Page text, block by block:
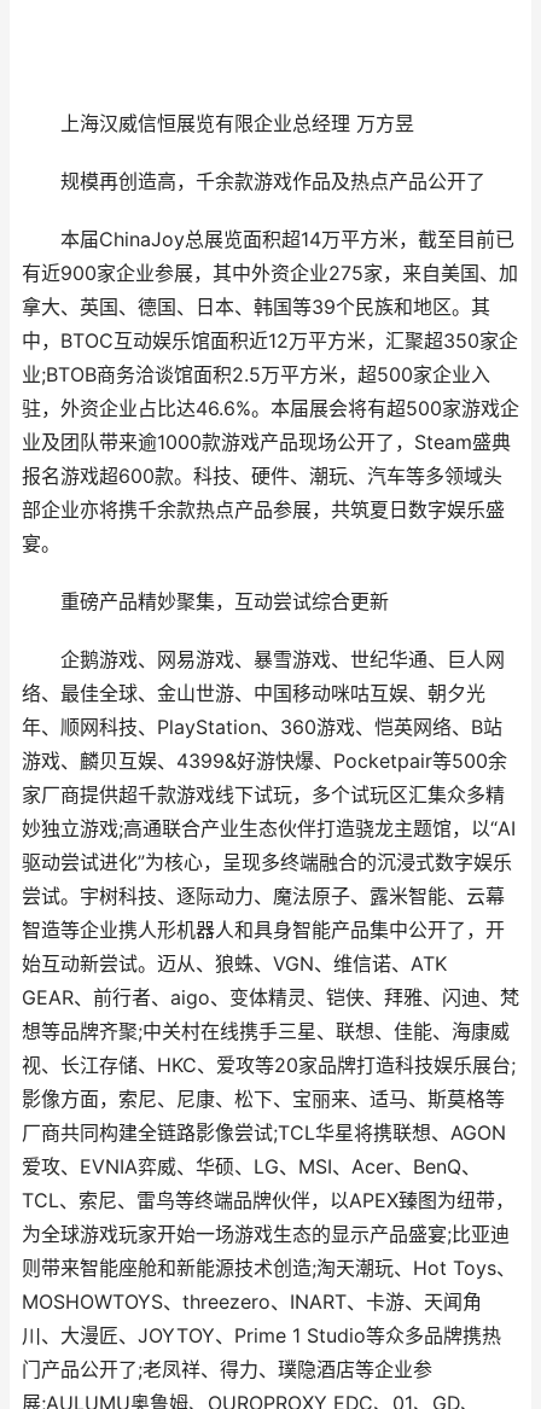
上海汉威信恒展览有限企业总经理 万方昱
规模再创造高，千余款游戏作品及热点产品公开了
本届ChinaJoy总展览面积超14万平方米，截至目前已
有近900家企业参展，其中外资企业275家，来自美国、加
拿大、英国、德国、日本、韩国等39个民族和地区。其
中，BTOC互动娱乐馆面积近12万平方米，汇聚超350家企
业;BTOB商务洽谈馆面积2.5万平方米，超500家企业入
驻，外资企业占比达46.6%。本届展会将有超500家游戏企
业及团队带来逾1000款游戏产品现场公开了，Steam盛典
报名游戏超600款。科技、硬件、潮玩、汽车等多领域头
部企业亦将携千余款热点产品参展，共筑夏日数字娱乐盛
宴。
重磅产品精妙聚集，互动尝试综合更新
企鹅游戏、网易游戏、暴雪游戏、世纪华通、巨人网
络、最佳全球、金山世游、中国移动咪咕互娱、朝夕光
年、顺网科技、PlayStation、360游戏、恺英网络、B站
游戏、麟贝互娱、4399&好游快爆、Pocketpair等500余
家厂商提供超千款游戏线下试玩，多个试玩区汇集众多精
妙独立游戏;高通联合产业生态伙伴打造骁龙主题馆，以“AI
驱动尝试进化”为核心，呈现多终端融合的沉浸式数字娱乐
尝试。宇树科技、逐际动力、魔法原子、露米智能、云幕
智造等企业携人形机器人和具身智能产品集中公开了，开
始互动新尝试。迈从、狼蛛、VGN、维信诺、ATK
GEAR、前行者、aigo、变体精灵、铠侠、拜雅、闪迪、梵
想等品牌齐聚;中关村在线携手三星、联想、佳能、海康威
视、长江存储、HKC、爱攻等20家品牌打造科技娱乐展台;
影像方面，索尼、尼康、松下、宝丽来、适马、斯莫格等
厂商共同构建全链路影像尝试;TCL华星将携联想、AGON
爱攻、EVNIA弈威、华硕、LG、MSI、Acer、BenQ、
TCL、索尼、雷鸟等终端品牌伙伴，以APEX臻图为纽带，
为全球游戏玩家开始一场游戏生态的显示产品盛宴;比亚迪
则带来智能座舱和新能源技术创造;淘天潮玩、Hot Toys、
MOSHOWTOYS、threezero、INART、卡游、天闻角
川、大漫匠、JOYTOY、Prime 1 Studio等众多品牌携热
门产品公开了;老凤祥、得力、璞隐酒店等企业参
展;AULUMU奥鲁姆、OUROPROXY EDC、01、GD、